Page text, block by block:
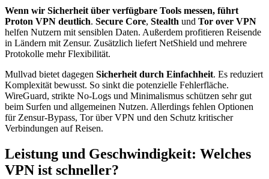
Wenn wir Sicherheit über verfügbare Tools messen, führt
Proton VPN deutlich. Secure Core, Stealth und Tor over VPN
helfen Nutzern mit sensiblen Daten. Außerdem profitieren Reisende
in Ländern mit Zensur. Zusätzlich liefert NetShield und mehrere
Protokolle mehr Flexibilität.
Mullvad bietet dagegen Sicherheit durch Einfachheit. Es reduziert
Komplexität bewusst. So sinkt die potenzielle Fehlerfläche.
WireGuard, strikte No-Logs und Minimalismus schützen sehr gut
beim Surfen und allgemeinen Nutzen. Allerdings fehlen Optionen
für Zensur-Bypass, Tor über VPN und den Schutz kritischer
Verbindungen auf Reisen.
Leistung und Geschwindigkeit: Welches
VPN ist schneller?